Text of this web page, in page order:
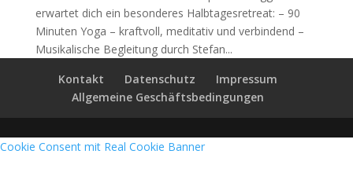
erwartet dich ein besonderes Halbtagesretreat: – 90
Minuten Yoga – kraftvoll, meditativ und verbindend –
Musikalische Begleitung durch Stefan...
Kontakt
Datenschutz
Impressum
Allgemeine Geschäftsbedingungen
Cookie Consent mit Real Cookie Banner